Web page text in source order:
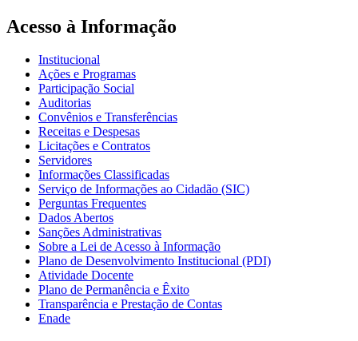
Acesso à Informação
Institucional
Ações e Programas
Participação Social
Auditorias
Convênios e Transferências
Receitas e Despesas
Licitações e Contratos
Servidores
Informações Classificadas
Serviço de Informações ao Cidadão (SIC)
Perguntas Frequentes
Dados Abertos
Sanções Administrativas
Sobre a Lei de Acesso à Informação
Plano de Desenvolvimento Institucional (PDI)
Atividade Docente
Plano de Permanência e Êxito
Transparência e Prestação de Contas
Enade